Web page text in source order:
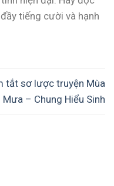
tiếng cười và hạnh
tắt sơ lược truyện Mùa
Mưa – Chung Hiểu Sinh